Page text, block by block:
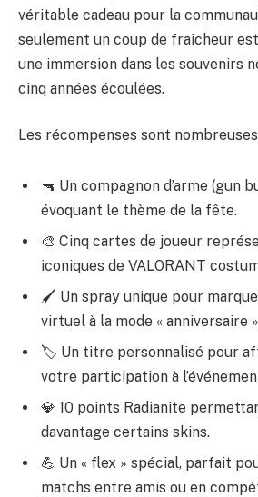
véritable cadeau pour la
seulement un coup de fraîcheur
une immersion dans les souvenirs
cinq années écoulées.
Les récompenses sont
🔫 Un compagnon d’arme (gun
évoquant le thème de la fête.
🎨 Cinq cartes de joueur
iconiques de VALORANT
🖌️ Un spray unique pour
virtuel à la mode « anniversaire
🏷️ Un titre personnalisé pour
votre participation à
💎 10 points Radianite
davantage certains skins.
💪 Un « flex » spécial, parfait
matchs entre amis ou en